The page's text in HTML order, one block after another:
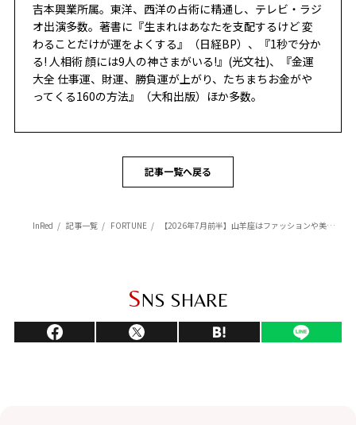
吉本興業所属。東洋、西洋の占術に精通し、テレビ・ラジ
オ出演多数。著書に『生まれはあなたを支配するけど 変
わることだけが運をよくする』（日経BP）、『1秒で分か
る! 人相術 顔には9人の神さまがいる!』(光文社)、『金運
大全 仕事運、財運、勝負運が上がり、たちまちお金がや
ってくる160の方法』（大和出版）ほか多数。
記事一覧へ戻る
InRed 記事一覧 FORTUNE 【2026年7月前半】山羊座はファッションや美容に力を入れると恋愛・結婚運が上がる【Love Me Doのポジティブ星座占い】
SNS SHARE